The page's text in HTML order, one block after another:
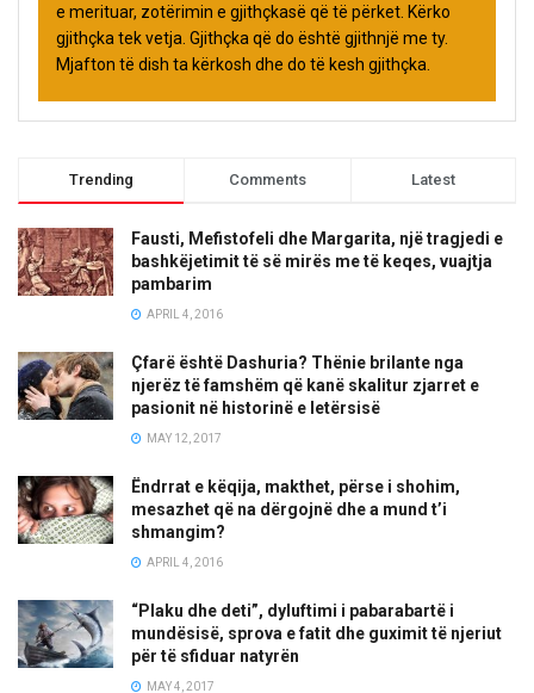
e merituar, zotërimin e gjithçkasë që të përket. Kërko
gjithçka tek vetja. Gjithçka që do është gjithnjë me ty.
Mjafton të dish ta kërkosh dhe do të kesh gjithçka.
Trending Comments Latest
Fausti, Mefistofeli dhe Margarita, një tragjedi e
bashkëjetimit të së mirës me të keqes, vuajtja
pambarim
APRIL 4, 2016
Çfarë është Dashuria? Thënie brilante nga
njerëz të famshëm që kanë skalitur zjarret e
pasionit në historinë e letërsisë
MAY 12, 2017
Ëndrrat e këqija, makthet, përse i shohim,
mesazhet që na dërgojnë dhe a mund t’i
shmangim?
APRIL 4, 2016
“Plaku dhe deti”, dyluftimi i pabarabartë i
mundësisë, sprova e fatit dhe guximit të njeriut
për të sfiduar natyrën
MAY 4, 2017